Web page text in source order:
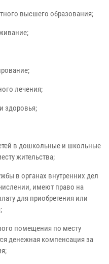
высшего образования;
лечения;
здоровья;
в дошкольные и школьные
жительства;
в органах внутренних дел
имеют право на
для приобретения или
помещения по месту
денежная компенсация за